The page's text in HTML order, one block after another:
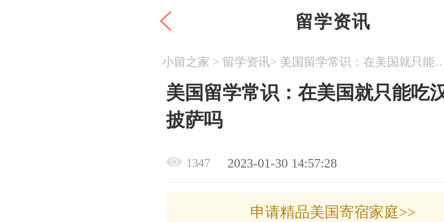
留学资讯
小留之家 > 留学资讯> 美国留学常识：在美国就只
美国留学常识：在美国就只能吃
披萨吗
1347 2023-01-30 14:57:28
申请精品美国寄宿家庭>>